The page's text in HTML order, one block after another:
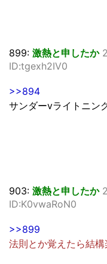
899: 激熱と申したか
ID:tgexh2IV0
>>894
サンダーvライトニン
903: 激熱と申したか
ID:K0vwaRoN0
>>899
法則とか覚えたら結